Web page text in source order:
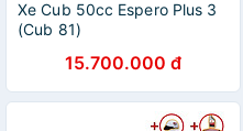
Xe Cub 50cc Espero Plus 3
(Cub 81)
15.700.000 đ